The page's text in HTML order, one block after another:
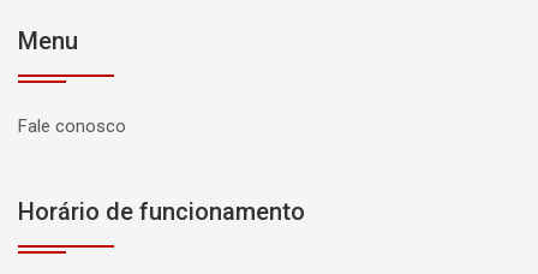
Menu
Fale conosco
Horário de funcionamento